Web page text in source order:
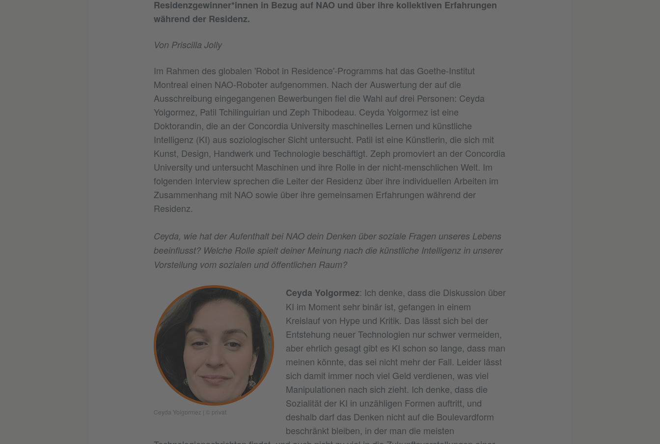
Residenzgewinner*innen in Bezug auf NAO und über ihre kollektiven Erfahrungen
während der Residenz.
Von Priscilla Jolly
Im Rahmen des globalen 'Robot in Residence'-Programms hat das Goethe-Institut
Montreal einen NAO-Roboter aufgenommen. Nach der Auswertung der auf die
Ausschreibung eingegangenen Bewerbungen fiel die Wahl auf drei Personen: Ceyda
Yolgormez, Patil Tchilinguirian und Zeph Thibodeau. Ceyda Yolgormez ist eine
Doktorandin, die an der Concordia University maschinelles Lernen und künstliche
Intelligenz (KI) aus soziologischer Sicht untersucht. Patil ist eine Künstlerin, die sich mit
Kunst, Design, Handwerk und Technologie beschäftigt. Zeph promoviert an der Concordia
University und untersucht Maschinen und ihre Rolle in der nicht-menschlichen Welt. Im
folgenden Interview sprechen die Leiter der Residenz über ihre individuellen Arbeiten im
Zusammenhang mit NAO sowie über ihre gemeinsamen Erfahrungen während der
Residenz.
Ceyda, wie hat der Aufenthalt bei NAO dein Denken über soziale Fragen unseres Lebens
beeinflusst? Welche Rolle spielt deiner Meinung nach die künstliche Intelligenz in unserer
Vorstellung vom sozialen und öffentlichen Raum?
Ceyda Yolgormez | © privat
Ceyda Yolgormez: Ich denke, dass die Diskussion über
KI im Moment sehr binär ist, gefangen in einem
Kreislauf von Hype und Kritik. Das lässt sich bei der
Entstehung neuer Technologien nur schwer vermeiden,
aber ehrlich gesagt gibt es KI schon so lange, dass man
meinen könnte, das sei nicht mehr der Fall. Leider lässt
sich damit immer noch viel Geld verdienen, was viel
Manipulationen nach sich zieht. Ich denke, dass die
Sozialität der KI in unzähligen Formen auftritt, und
deshalb darf das Denken nicht auf die Boulevardform
beschränkt bleiben, in der man die meisten